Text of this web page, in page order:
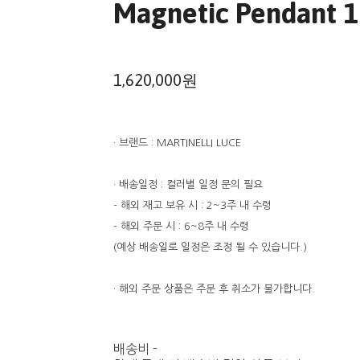
Magnetic Pendant
1,620,000원
· 브랜드 : MARTINELLI LUCE
· 배송일정 : 컬러별 일정 문의 필요
- 해외 재고 보유 시 : 2~3주 내 수령
- 해외 주문 시 : 6~8주 내 수령
(예상 배송일로 일정은 조정 될 수 있습니다.)
· 해외 주문 상품은 주문 후 취소가 불가합니다.
배송비 -